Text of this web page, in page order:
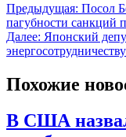
Предыдущая: Посол
пагубности санкций
Далее: Японский
Похожие
В США